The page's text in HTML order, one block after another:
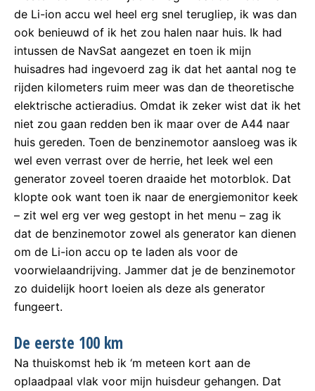
de Li-ion accu wel heel erg snel terugliep, ik was dan
ook benieuwd of ik het zou halen naar huis. Ik had
intussen de NavSat aangezet en toen ik mijn
huisadres had ingevoerd zag ik dat het aantal nog te
rijden kilometers ruim meer was dan de theoretische
elektrische actieradius. Omdat ik zeker wist dat ik het
niet zou gaan redden ben ik maar over de A44 naar
huis gereden. Toen de benzinemotor aansloeg was ik
wel even verrast over de herrie, het leek wel een
generator zoveel toeren draaide het motorblok. Dat
klopte ook want toen ik naar de energiemonitor keek
– zit wel erg ver weg gestopt in het menu – zag ik
dat de benzinemotor zowel als generator kan dienen
om de Li-ion accu op te laden als voor de
voorwielaandrijving. Jammer dat je de benzinemotor
zo duidelijk hoort loeien als deze als generator
fungeert.
De eerste 100 km
Na thuiskomst heb ik ‘m meteen kort aan de
oplaadpaal vlak voor mijn huisdeur gehangen. Dat